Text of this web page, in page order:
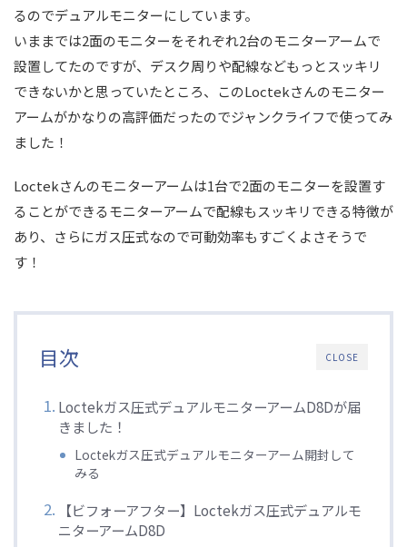
るのでデュアルモニターにしています。
いままでは2面のモニターをそれぞれ2台のモニターアームで
設置してたのですが、デスク周りや配線などもっとスッキリ
できないかと思っていたところ、このLoctekさんのモニター
アームがかなりの高評価だったのでジャンクライフで使ってみ
ました！
Loctekさんのモニターアームは1台で2面のモニターを設置す
ることができるモニターアームで配線もスッキリできる特徴が
あり、さらにガス圧式なので可動効率もすごくよさそうで
す！
CLOSE
目次
Loctekガス圧式デュアルモニターアームD8Dが届
きました！
Loctekガス圧式デュアルモニターアーム開封して
みる
【ビフォーアフター】Loctekガス圧式デュアルモ
ニターアームD8D